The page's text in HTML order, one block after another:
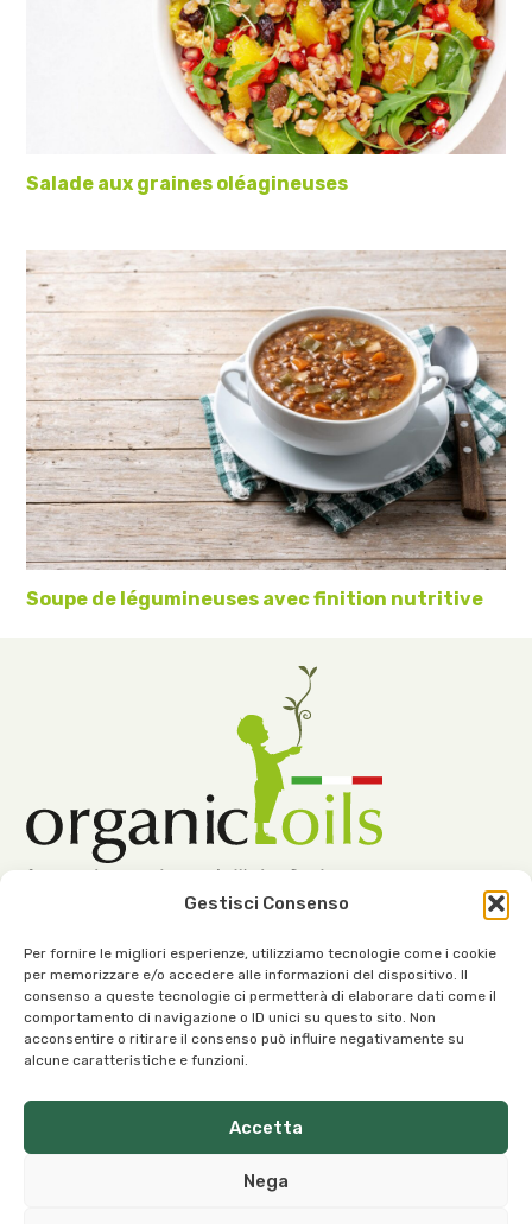
Gestisci Consenso
Per fornire le migliori esperienze, utilizziamo tecnologie come i cookie
per memorizzare e/o accedere alle informazioni del dispositivo. Il
consenso a queste tecnologie ci permetterà di elaborare dati come il
comportamento di navigazione o ID unici su questo sito. Non
acconsentire o ritirare il consenso può influire negativamente su
alcune caratteristiche e funzioni.
Accetta
Nega
Salade aux graines oléagineuses
Soupe de légumineuses avec finition nutritive
Notre siège :
Viale dell’Industria, 1 – 37030 Roncà (VR) Italie